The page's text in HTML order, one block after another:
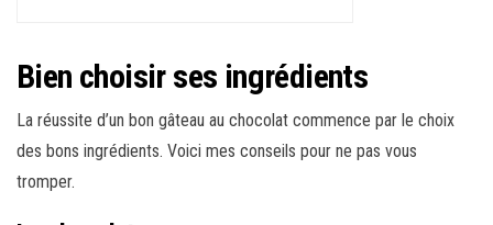
Bien choisir ses ingrédients
La réussite d’un bon gâteau au chocolat commence par le choix
des bons ingrédients. Voici mes conseils pour ne pas vous
tromper.